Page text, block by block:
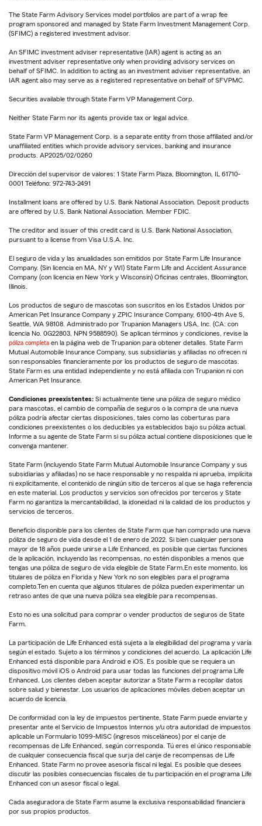
The State Farm Advisory Services model portfolios are part of a wrap fee
program sponsored and managed by State Farm Investment Management Corp.
(SFIMC) a registered investment advisor.
An SFIMC investment adviser representative (IAR) agent is acting as an
investment adviser representative only when providing advisory services on
behalf of SFIMC. In addition to acting as an investment adviser representative, an
IAR agent also may serve as a registered representative on behalf of SFVPMC.
Securities available through State Farm VP Management Corp.
Neither State Farm nor its agents provide tax or legal advice.
State Farm VP Management Corp. is a separate entity from those affiliated and/or
unaffiliated entities which provide advisory services, banking and insurance
products. AP2025/02/0260
Dirección del supervisor de valores: 1 State Farm Plaza, Bloomington, IL 61710-
0001 Teléfono: 972-743-2491
Installment loans are offered by U.S. Bank National Association. Deposit products
are offered by U.S. Bank National Association. Member FDIC.
The creditor and issuer of this credit card is U.S. Bank National Association,
pursuant to a license from Visa U.S.A. Inc.
El seguro de vida y las anualidades son emitidos por State Farm Life Insurance
Company. (Sin licencia en MA, NY y WI) State Farm Life and Accident Assurance
Company (con licencia en New York y Wisconsin) Oficinas centrales, Bloomington,
Illinois.
Los productos de seguro de mascotas son suscritos en los Estados Unidos por
American Pet Insurance Company y ZPIC Insurance Company, 6100-4th Ave S,
Seattle, WA 98108. Administrado por Trupanion Managers USA, Inc. (CA: con
licencia No. 0G22803, NPN 9588590). Se aplican términos y condiciones, revise la
póliza completa en la página web de Trupanion para obtener detalles. State Farm
Mutual Automobile Insurance Company, sus subsidiarias y afiliadas no ofrecen ni
son responsables financieramente por los productos de seguro de mascotas.
State Farm es una entidad independiente y no está afiliada con Trupanion ni con
American Pet Insurance.
Condiciones preexistentes: Si actualmente tiene una póliza de seguro médico
para mascotas, el cambio de compañía de seguros o la compra de una nueva
póliza podría afectar ciertas disposiciones, tales como las coberturas para
condiciones preexistentes o los deducibles ya establecidos bajo su póliza actual.
Informe a su agente de State Farm si su póliza actual contiene disposiciones que le
convenga mantener.
State Farm (incluyendo State Farm Mutual Automobile Insurance Company y sus
subsidiarias y afiliadas) no se hace responsable y no respalda ni aprueba, implícita
ni explícitamente, el contenido de ningún sitio de terceros al que se haga referencia
en este material. Los productos y servicios son ofrecidos por terceros y State
Farm no garantiza la mercantabilidad, la idoneidad ni la calidad de los productos y
servicios de terceros.
Beneficio disponible para los clientes de State Farm que han comprado una nueva
póliza de seguro de vida desde el 1 de enero de 2022. Si bien cualquier persona
mayor de 18 años puede unirse a Life Enhanced, es posible que ciertas funciones
de la aplicación, incluyendo las recompensas, no estén disponibles a menos que
tengas una póliza de seguro de vida elegible de State Farm.En este momento, los
titulares de póliza en Florida y New York no son elegibles para el programa
completo.Ten en cuenta que algunos titulares de póliza pueden experimentar un
retraso antes de que una nueva póliza sea elegible para recompensas.
Esto no es una solicitud para comprar o vender productos de seguros de State
Farm.
La participación de Life Enhanced está sujeta a la elegibilidad del programa y varía
según el estado. Sujeto a los términos y condiciones del acuerdo. La aplicación Life
Enhanced está disponible para Android e iOS. Es posible que se requiera un
dispositivo móvil iOS o Android para usar todas las funciones del programa Life
Enhanced. Los clientes deben aceptar autorizar a State Farm a recopilar datos
sobre salud y bienestar. Los usuarios de aplicaciones móviles deben aceptar un
acuerdo de licencia.
De conformidad con la ley de impuestos pertinente, State Farm puede enviarte y
presentar ante el Servicio de Impuestos Internos y/u otra autoridad de impuestos
aplicable un Formulario 1099-MISC (ingresos misceláneos) por el canje de
recompensas de Life Enhanced, según corresponda. Tú eres el único responsable
de cualquier consecuencia fiscal que surja del canje de recompensas de Life
Enhanced. State Farm no provee asesoría fiscal ni legal. Es posible que desees
discutir las posibles consecuencias fiscales de tu participación en el programa Life
Enhanced con un asesor fiscal o legal.
Cada aseguradora de State Farm asume la exclusiva responsabilidad financiera
por sus propios productos.